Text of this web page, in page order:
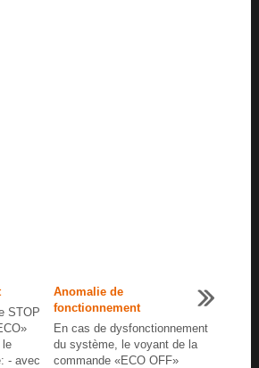
STOP
le
- avec
Anomalie de
fonctionnement
En cas de dysfonctionnement
du système, le voyant de la
commande «ECO OFF»